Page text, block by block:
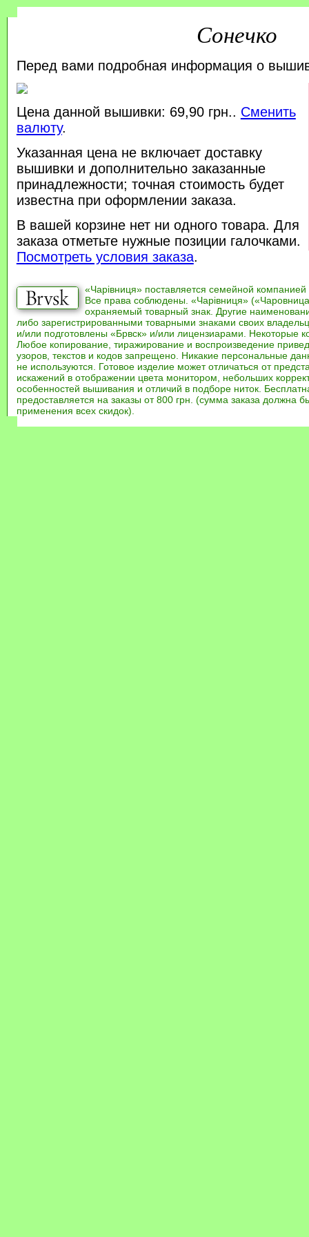
Сонечко
Перед вами подробная информация о
Цена данной вышивки: 69,90 грн.. Сменить
валюту.
Указанная цена не включает доставку
вышивки и дополнительно заказанные
принадлежности; точная стоимость будет
известна при оформлении заказа.
В вашей корзине нет ни одного товара. Для
заказа отметьте нужные позиции галочками.
Посмотреть условия заказа.
«Чарівниця» поставляется семейной компанией
Все права соблюдены. «Чарівниця»
охраняемый товарный знак. Другие
либо зарегистрированными товарными знаками своих
и/или подготовлены «Брвск» и/или лицензиарами. Некоторые
Любое копирование, тиражирование и воспроизведение
узоров, текстов и кодов запрещено. Никакие персональные
не используются. Готовое изделие может отличаться от
искажений в отображении цвета монитором, небольших
особенностей вышивания и отличий в подборе ниток.
предоставляется на заказы от 800 грн. (сумма заказа должна
применения всех скидок).